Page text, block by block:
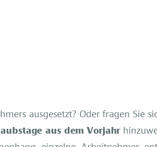
ausgesetzt? Oder fragen Sie
aus dem Vorjahr